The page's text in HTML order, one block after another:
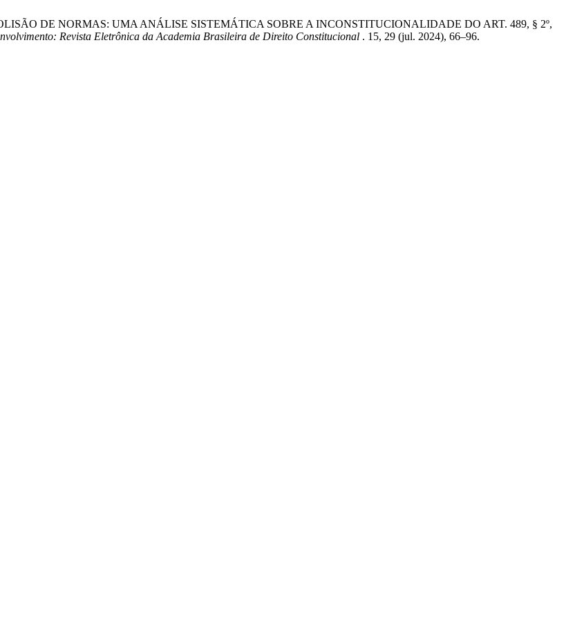
DE NORMAS: UMA ANÁLISE SISTEMÁTICA SOBRE A INCONSTITUCIONALIDADE DO ART. 489, § 2º,
Revista Eletrônica da Academia Brasileira de Direito Constitucional . 15, 29 (jul. 2024), 66–96.